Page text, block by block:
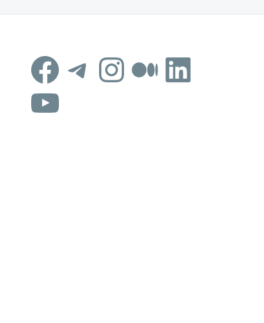
Facebook
Telegram
Instagram
YouTube